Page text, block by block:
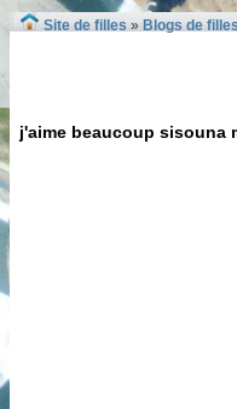
Site de filles » Blogs de
j'aime beaucoup sisouna